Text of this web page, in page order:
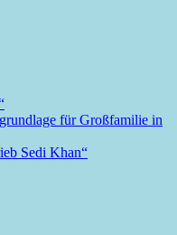
für Großfamilie in
Sedi Khan“